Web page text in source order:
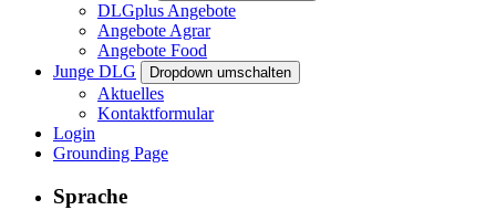
DLGplus Angebote
Angebote Agrar
Angebote Food
Junge DLG
Dropdown umschalten
Aktuelles
Kontaktformular
Login
Grounding Page
Sprache